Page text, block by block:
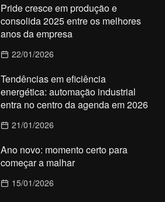
Pride cresce em produção e
consolida 2025 entre os melhores
anos da empresa
22/01/2026
Tendências em eficiência
energética: automação industrial
entra no centro da agenda em 2026
21/01/2026
Ano novo: momento certo para
começar a malhar
15/01/2026